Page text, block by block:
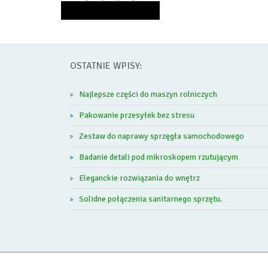
OSTATNIE WPISY:
Najlepsze części do maszyn rolniczych
Pakowanie przesyłek bez stresu
Zestaw do naprawy sprzęgła samochodowego
Badanie detali pod mikroskopem rzutującym
Eleganckie rozwiązania do wnętrz
Solidne połączenia sanitarnego sprzętu.